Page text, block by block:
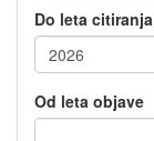
Do leta citiranja
Od leta objave